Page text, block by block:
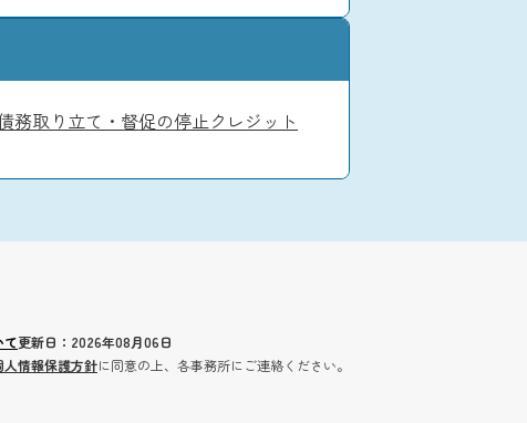
務取り立て・督促の停止クレジット
て更新日：2026年08月06日
人情報保護方針に同意の上、各事務所にご連絡ください。